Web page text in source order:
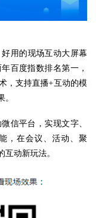
用的现场互动大屏幕
百度指数排名第一，
，支持直播+互动的模
信平台，实现文字、
，在会议、活动、聚
动新玩法。